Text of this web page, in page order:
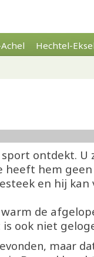
Hechtel-
ontdekt. U
heeft hem geen
en hij
de
is ook niet
maar